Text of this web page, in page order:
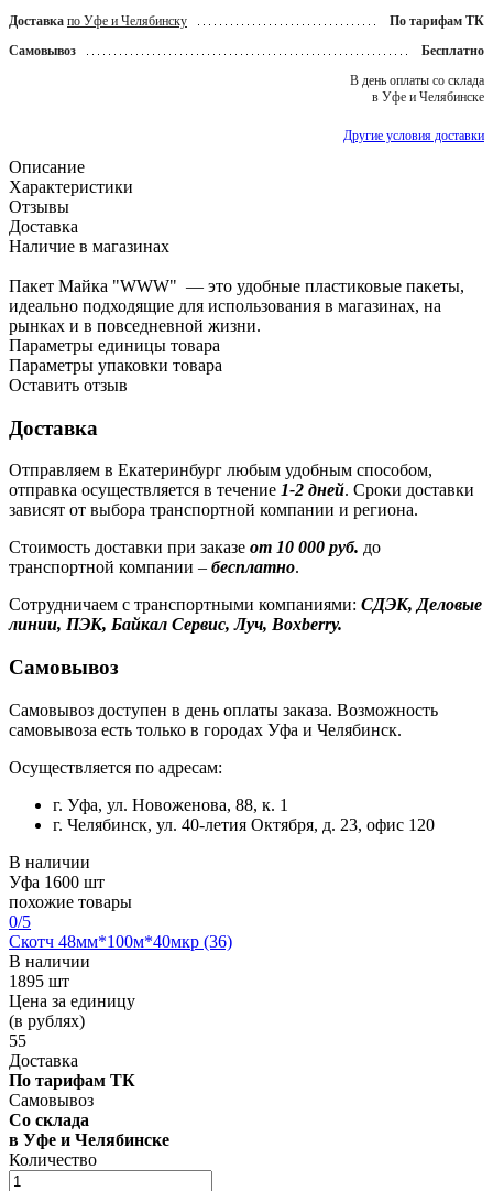
Доставка по Уфе и Челябинску
По тарифам ТК
Самовывоз
Бесплатно
В день оплаты со склада
в Уфе и Челябинске
Другие условия доставки
Описание
Характеристики
Отзывы
Доставка
Наличие в магазинах
Пакет Майка "WWW" — это удобные пластиковые пакеты,
идеально подходящие для использования в магазинах, на
рынках и в повседневной жизни.
Параметры единицы товара
Параметры упаковки товара
Оставить отзыв
Доставка
Отправляем в Екатеринбург любым удобным способом,
отправка осуществляется в течение 1-2 дней. Сроки доставки
зависят от выбора транспортной компании и региона.
Стоимость доставки при заказе от 10 000 руб. до
транспортной компании – бесплатно.
Сотрудничаем с транспортными компаниями: СДЭК, Деловые
линии, ПЭК, Байкал Сервис, Луч, Boxberry.
Самовывоз
Самовывоз доступен в день оплаты заказа. Возможность
самовывоза есть только в городах Уфа и Челябинск.
Осуществляется по адресам:
г. Уфа, ул. Новоженова, 88, к. 1
г. Челябинск, ул. 40-летия Октября, д. 23, офис 120
В наличии
Уфа 1600 шт
похожие товары
0/5
Скотч 48мм*100м*40мкр (36)
В наличии
1895 шт
Цена за единицу
(в рублях)
55
Доставка
По тарифам ТК
Самовывоз
Со склада
в Уфе и Челябинске
Количество